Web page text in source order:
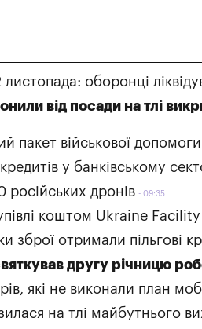
листопада: оборонці
від посади на тлі
пакет військової
у банківському
дронів 09:35
коштом Ukraine Facility
зброї отримали пільгові
другу річницю
які не виконали план
на тлі майбутнього